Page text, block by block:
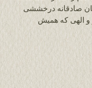
صادقانه درخششی
و الهی که همیش